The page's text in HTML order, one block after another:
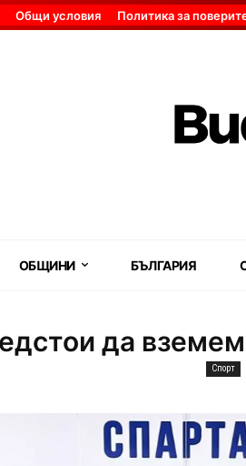
Общи условия Политика за
ОБЩИНИ БЪЛГАРИЯ
да
Спорт